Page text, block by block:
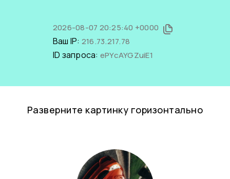
2026-08-07 20:25:40 +0000
Ваш IP: 216.73.217.78
ID запроса: ePYcAYGZuiE1
Разверните картинку горизонтально